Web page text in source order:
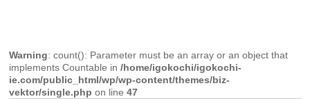
Warning: count(): Parameter must be an array or an object that
implements Countable in/home/igokochi/igokochi-
ie.com/public_html/wp/wp-content/themes/biz-
vektor/single.php on line47